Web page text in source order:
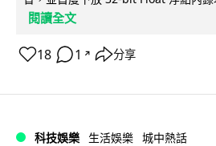
閱讀全文
18 1 ↗ 分享
科技娛樂 生活娛樂 城中熱話